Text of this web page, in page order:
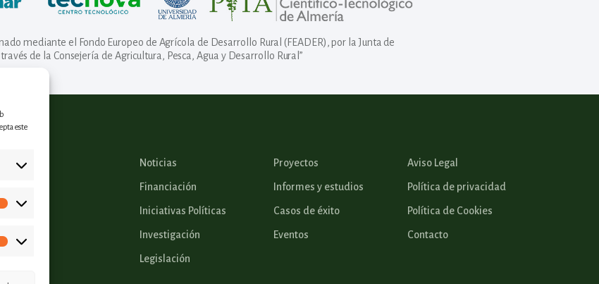
este
mediante el Fondo Europeo de Agrícola de Desarrollo Rural (FEADER), por la Junta de
de la Consejería de Agricultura, Pesca, Agua y Desarrollo Rural”
Noticias
Financiación
Iniciativas Políticas
Investigación
Legislación
Proyectos
Informes y estudios
Casos de éxito
Eventos
Aviso Legal
Política de privacidad
Política de Cookies
Contacto